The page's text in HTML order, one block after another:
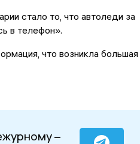
стало то, что автоледи за
в телефон».
что возникла большая
–